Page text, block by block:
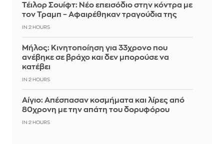
Τέιλορ Σουίφτ: Νέο επεισόδιο στην κόντρα με
τον Τραμπ – Αφαιρέθηκαν τραγούδια της
IN 2 HOURS
Μήλος: Κινητοποίηση για 33χρονο που
ανέβηκε σε βράχο και δεν μπορούσε να
κατέβει
IN 2 HOURS
Αίγιο: Απέσπασαν κοσμήματα και λίρες από
80χρονη με την απάτη του δορυφόρου
IN 2 HOURS